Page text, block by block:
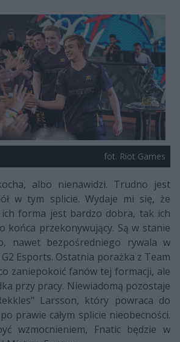
fot. Riot Games
albo nienawidzi. Trudno jest
w tym splicie. Wydaje mi się, że
forma jest bardzo dobra, tak ich
końca przekonywujący. Są w stanie
nawet bezpośredniego rywala w
G2 Esports. Ostatnia porażka z Team
zaniepokoić fanów tej formacji, ale
przy pracy. Niewiadomą pozostaje
Larsson, który powraca do
prawie całym splicie nieobecności.
wzmocnieniem, Fnatic będzie w